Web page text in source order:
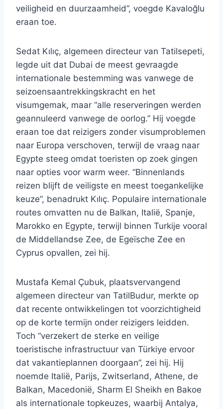
veiligheid en duurzaamheid”, voegde Kavaloğlu
eraan toe.
Sedat Kılıç, algemeen directeur van Tatilsepeti,
legde uit dat Dubai de meest gevraagde
internationale bestemming was vanwege de
seizoensaantrekkingskracht en het
visumgemak, maar “alle reserveringen werden
geannuleerd vanwege de oorlog.” Hij voegde
eraan toe dat reizigers zonder visumproblemen
naar Europa verschoven, terwijl de vraag naar
Egypte steeg omdat toeristen op zoek gingen
naar opties voor warm weer. “Binnenlands
reizen blijft de veiligste en meest toegankelijke
keuze”, benadrukt Kılıç. Populaire internationale
routes omvatten nu de Balkan, Italië, Spanje,
Marokko en Egypte, terwijl binnen Turkije vooral
de Middellandse Zee, de Egeïsche Zee en
Cyprus opvallen, zei hij.
Mustafa Kemal Çubuk, plaatsvervangend
algemeen directeur van TatilBudur, merkte op
dat recente ontwikkelingen tot voorzichtigheid
op de korte termijn onder reizigers leidden.
Toch “verzekert de sterke en veilige
toeristische infrastructuur van Türkiye ervoor
dat vakantieplannen doorgaan”, zei hij. Hij
noemde Italië, Parijs, Zwitserland, Athene, de
Balkan, Macedonië, Sharm El Sheikh en Bakoe
als internationale topkeuzes, waarbij Antalya,